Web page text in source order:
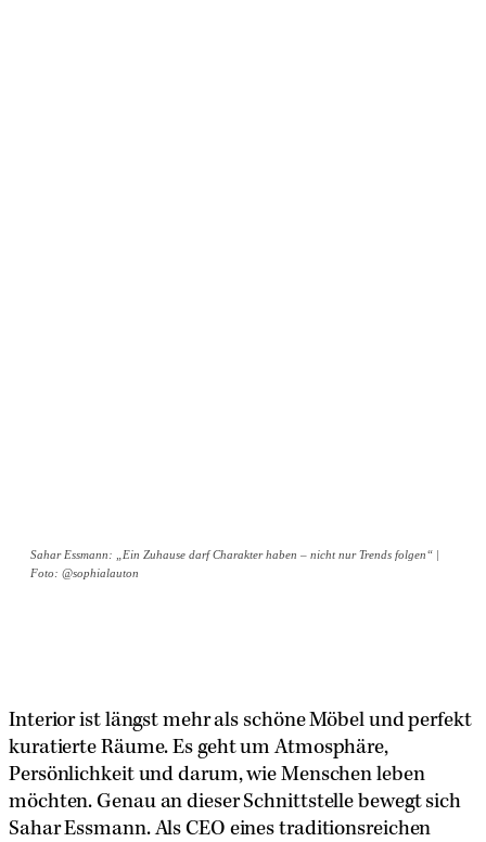
Sahar Essmann: „Ein Zuhause darf Charakter haben – nicht nur Trends folgen“ |
Foto: @sophialauton
Interior ist längst mehr als schöne Möbel und perfekt
kuratierte Räume. Es geht um Atmosphäre,
Persönlichkeit und darum, wie Menschen leben
möchten. Genau an dieser Schnittstelle bewegt sich
Sahar Essmann. Als CEO eines traditionsreichen